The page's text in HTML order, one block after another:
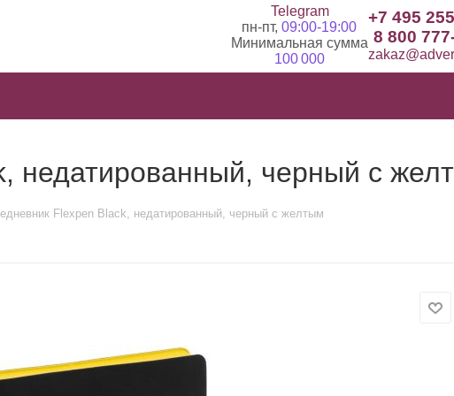
Telegram
пн-пт, 09:00-19:00
Минимальная сумма
100 000
+7 495
8 800
недатированный, черный с
Flexpen Black, недатированный, черный с желтым